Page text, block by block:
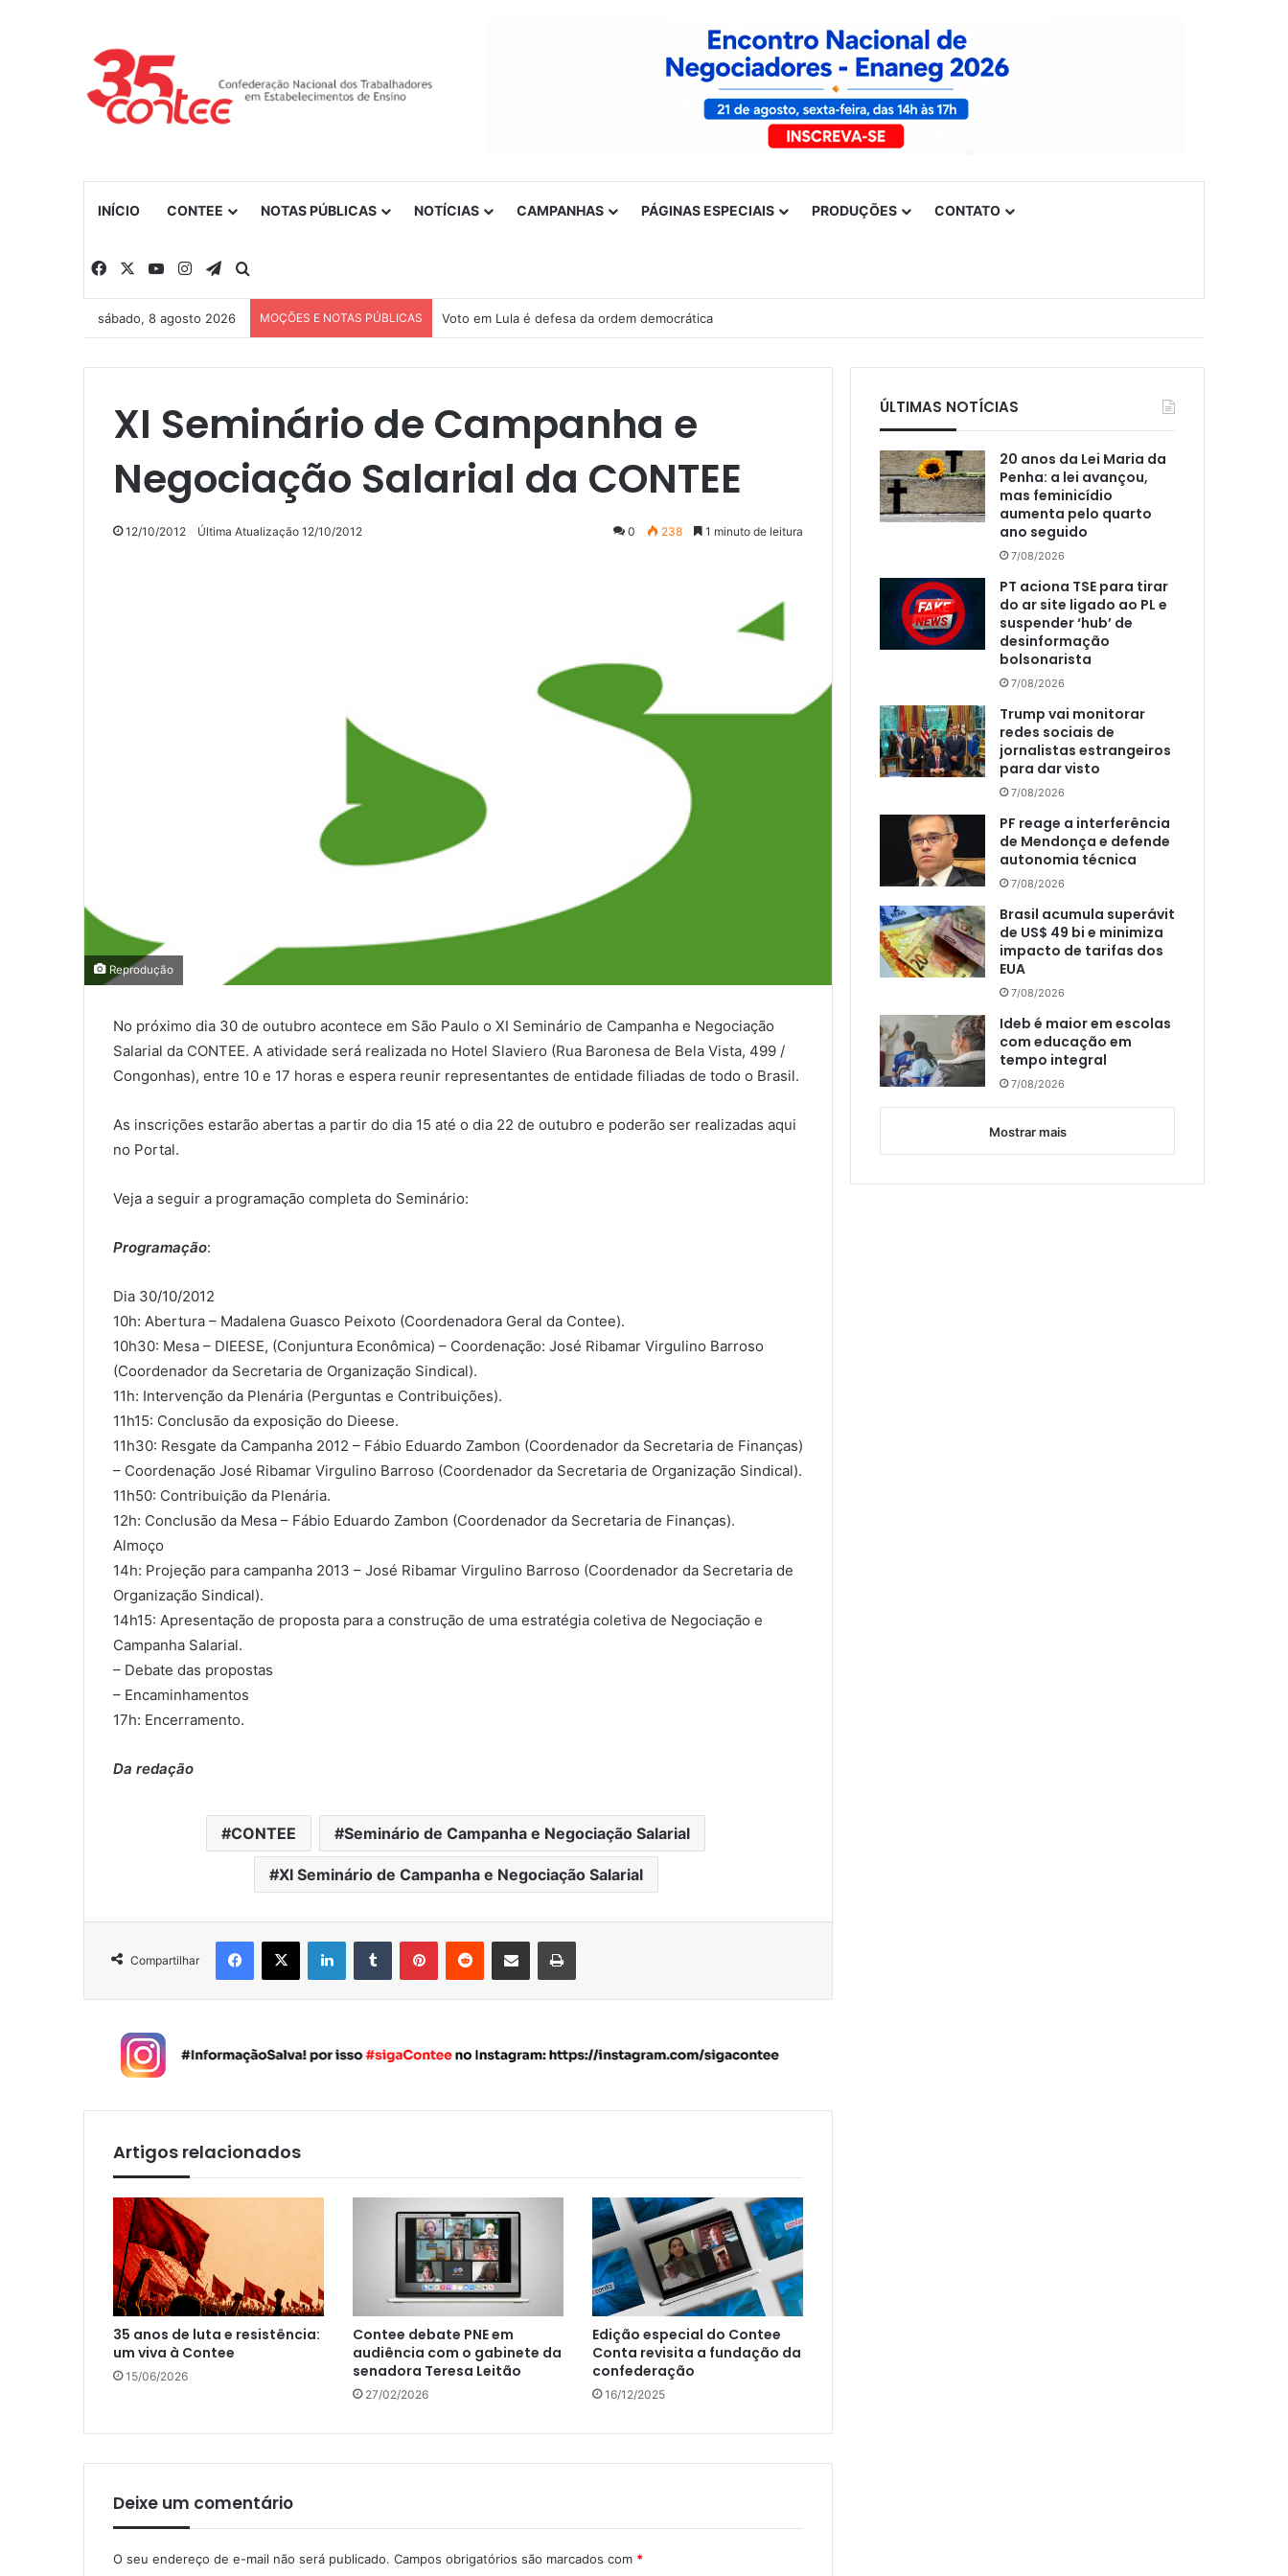
INÍCIO CONTEE NOTAS PÚBLICAS NOTÍCIAS CAMPANHAS PÁGINAS ESPECIAIS PRODUÇÕES CONTATO
Facebook YouTubeInstagramTelegram
sábado, 8 agosto 2026 MOÇÕES E NOTAS PÚBLICAS Voto em Lula é defesa da ordem democrática
XI Seminário de Campanha e
Negociação Salarial da CONTEE
12/10/2012 Última Atualização 12/10/2012 0 238 1 minuto de leitura
Reprodução
No próximo dia 30 de outubro acontece em São Paulo o XI Seminário de Campanha e Negociação
Salarial da CONTEE. A atividade será realizada no Hotel Slaviero (Rua Baronesa de Bela Vista, 499 /
Congonhas), entre 10 e 17 horas e espera reunir representantes de entidade filiadas de todo o Brasil.
As inscrições estarão abertas a partir do dia 15 até o dia 22 de outubro e poderão ser realizadas aqui
no Portal.
Veja a seguir a programação completa do Seminário:
Programação:
Dia 30/10/2012
10h: Abertura – Madalena Guasco Peixoto (Coordenadora Geral da Contee).
10h30: Mesa – DIEESE, (Conjuntura Econômica) – Coordenação: José Ribamar Virgulino Barroso
(Coordenador da Secretaria de Organização Sindical).
11h: Intervenção da Plenária (Perguntas e Contribuições).
11h15: Conclusão da exposição do Dieese.
11h30: Resgate da Campanha 2012 – Fábio Eduardo Zambon (Coordenador da Secretaria de Finanças)
– Coordenação José Ribamar Virgulino Barroso (Coordenador da Secretaria de Organização Sindical).
11h50: Contribuição da Plenária.
12h: Conclusão da Mesa – Fábio Eduardo Zambon (Coordenador da Secretaria de Finanças).
Almoço
14h: Projeção para campanha 2013 – José Ribamar Virgulino Barroso (Coordenador da Secretaria de
Organização Sindical).
14h15: Apresentação de proposta para a construção de uma estratégia coletiva de Negociação e
Campanha Salarial.
– Debate das propostas
– Encaminhamentos
17h: Encerramento.
Da redação
CONTEE Seminário de Campanha e Negociação Salarial
XI Seminário de Campanha e Negociação Salarial
Compartilhar
Artigos relacionados
35 anos de luta e resistência:
um viva à Contee
15/06/2026
Contee debate PNE em
audiência com o gabinete da
senadora Teresa Leitão
27/02/2026
Edição especial do Contee
Conta revisita a fundação da
confederação
16/12/2025
Deixe um comentário
O seu endereço de e-mail não será publicado. Campos obrigatórios são marcados com *
ÚLTIMAS NOTÍCIAS
20 anos da Lei Maria da
Penha: a lei avançou,
mas feminicídio
aumenta pelo quarto
ano seguido
7/08/2026
PT aciona TSE para tirar
do ar site ligado ao PL e
suspender ‘hub’ de
desinformação
bolsonarista
7/08/2026
Trump vai monitorar
redes sociais de
jornalistas estrangeiros
para dar visto
7/08/2026
PF reage a interferência
de Mendonça e defende
autonomia técnica
7/08/2026
Brasil acumula superávit
de US$ 49 bi e minimiza
impacto de tarifas dos
EUA
7/08/2026
Ideb é maior em escolas
com educação em
tempo integral
7/08/2026
Mostrar mais